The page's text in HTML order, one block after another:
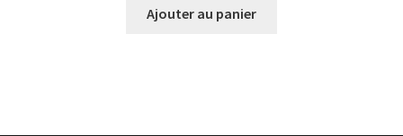
Ajouter au panier